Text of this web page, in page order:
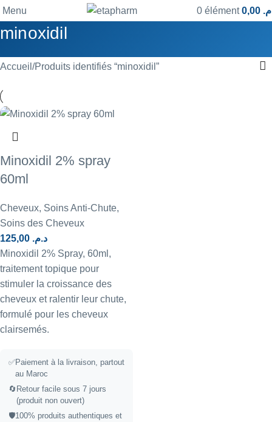
Menu 0 élément
minoxidil
Accueil Produits identifiés “minoxidil”
Minoxidil 2% spray
60ml
Cheveux, Soins Anti-Chute,
Soins des Cheveux
د.م.
Minoxidil 2% Spray, 60ml,
traitement topique pour
stimuler la croissance des
cheveux et ralentir leur chute,
formulé pour les cheveux
clairsemés.
✅Paiement à la livraison, partout
au Maroc
🔄 Retour facile sous 7 jours
(produit non ouvert)
🛡️100% produits authentiques et